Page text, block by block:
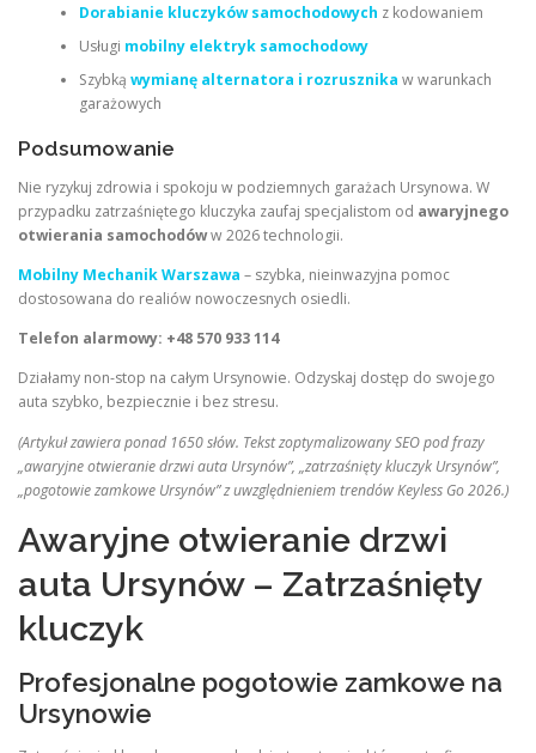
Dorabianie kluczyków samochodowych z kodowaniem
Usługi mobilny elektryk samochodowy
Szybką wymianę alternatora i rozrusznika w warunkach
garażowych
Podsumowanie
Nie ryzykuj zdrowia i spokoju w podziemnych garażach Ursynowa. W
przypadku zatrzaśniętego kluczyka zaufaj specjalistom od awaryjnego
otwierania samochodóww 2026 technologii.
Mobilny Mechanik Warszawa – szybka, nieinwazyjna pomoc
dostosowana do realiów nowoczesnych osiedli.
Telefon alarmowy: +48 570 933 114
Działamy non-stop na całym Ursynowie. Odzyskaj dostęp do swojego
auta szybko, bezpiecznie i bez stresu.
(Artykuł zawiera ponad 1650 słów. Tekst zoptymalizowany SEO pod frazy
„awaryjne otwieranie drzwi auta Ursynów”, „zatrzaśnięty kluczyk Ursynów”,
„pogotowie zamkowe Ursynów” z uwzględnieniem trendów Keyless Go 2026.)
Awaryjne otwieranie drzwi
auta Ursynów – Zatrzaśnięty
kluczyk
Profesjonalne pogotowie zamkowe na
Ursynowie